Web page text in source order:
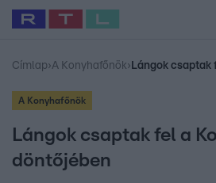
Legfrissebb RTL Híradó
Babits Marcella
Címlap›A Konyhafőnök›
A Konyhafőnök
Lángok csaptak fel a
döntőjében